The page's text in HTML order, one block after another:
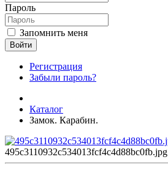
Пароль
Запомнить меня
Войти
Регистрация
Забыли пароль?
Каталог
Замок. Карабин.
495c3110932c534013fcf4c4d88bc0fb.jpg